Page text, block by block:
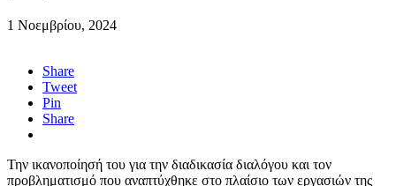
1 Νοεμβρίου, 2024
Share
Tweet
Pin
Share
Την ικανοποίησή του για την διαδικασία διαλόγου και τον
προβληματισμό που αναπτύχθηκε στο πλαίσιο των εργασιών της